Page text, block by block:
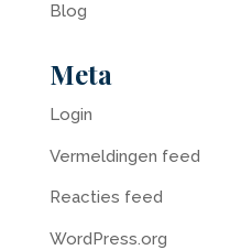
Blog
Meta
Login
Vermeldingen feed
Reacties feed
WordPress.org